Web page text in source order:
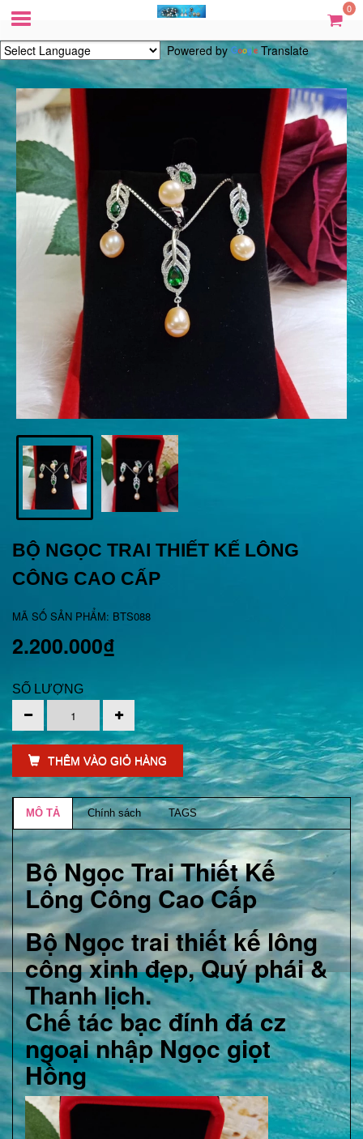
0
Powered by Translate
BỘ NGỌC TRAI THIẾT KẾ LÔNG
CÔNG CAO CẤP
MÃ SỐ SẢN PHẨM: BTS088
2.200.000₫
SỐ LƯỢNG
THÊM VÀO GIỎ HÀNG
MÔ TẢ Chính sách TAGS
Bộ Ngọc Trai Thiết Kế
Lông Công Cao Cấp
Bộ Ngọc trai thiết kế lông
công xinh đẹp, Quý phái &
Thanh lịch.
Chế tác bạc đính đá cz
ngoại nhập Ngọc giọt
Hồng